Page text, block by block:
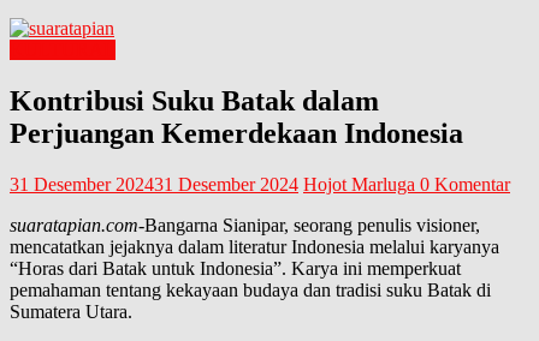
Kontribusi Suku Batak dalam
Perjuangan Kemerdekaan Indonesia
31 Desember 202431 Desember 2024 Hojot Marluga 0 Komentar
suaratapian.com-Bangarna Sianipar, seorang penulis visioner,
mencatatkan jejaknya dalam literatur Indonesia melalui karyanya
“Horas dari Batak untuk Indonesia”. Karya ini memperkuat
pemahaman tentang kekayaan budaya dan tradisi suku Batak di
Sumatera Utara.